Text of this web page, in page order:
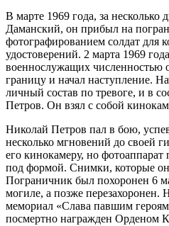
В марте 1969 года, за несколько
Даманский, он прибыл на
фотографированием солдат для
удостоверений. 2 марта 1969
военнослужащих численностью
границу и начал наступление.
личный состав по тревоге, и в
Петров. Он взял с собой
Николай Петров пал в бою,
несколько мгновений до своей
его кинокамеру, но
под формой. Снимки, которые он
Пограничник был похоронен 6
могиле, а позже перезахоронен.
мемориал «Слава павшим
посмертно награжден Орденом